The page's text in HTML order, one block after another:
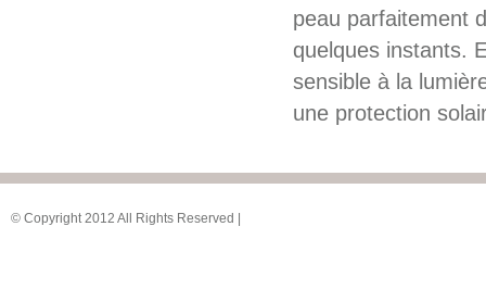
peau parfaitement
quelques instants.
sensible à la
une protection
© Copyright 2012 All Rights Reserved |